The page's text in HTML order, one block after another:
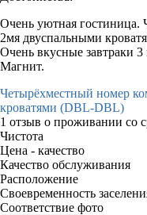
Очень уютная гостиница.
2мя двуспальными
Очень вкусные завтраки
Магнит.
Четырёхместный номер
кроватями (DBL-DBL)
1 отзыв о проживании со
Чистота
Цена - качество
Качество обслуживания
Расположение
Своевременность
Соответствие фото